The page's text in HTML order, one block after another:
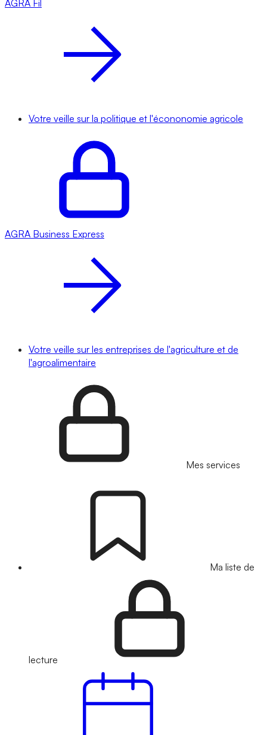
AGRA Fil
Votre veille sur la politique et l'écononomie agricole
AGRA Business Express
Votre veille sur les entreprises de l'agriculture et de
l'agroalimentaire
Mes services
Ma liste de
lecture